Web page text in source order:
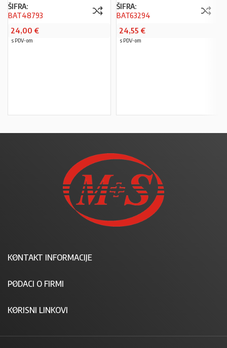
ŠIFRA:
BAT48793
24,00 €
s PDV-om
ŠIFRA:
BAT63294
24,55 €
s PDV-om
KONTAKT INFORMACIJE
PODACI O FIRMI
KORISNI LINKOVI